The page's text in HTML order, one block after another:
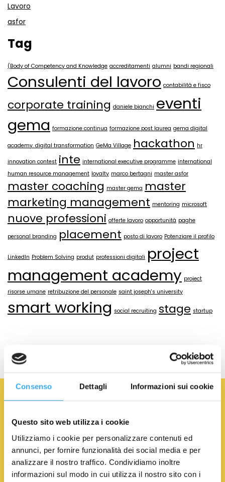
Consenso Dettagli Informazioni sui cookie
Questo sito web utilizza i cookie
Utilizziamo i cookie per personalizzare contenuti ed
annunci, per fornire funzionalità dei social media e per
analizzare il nostro traffico. Condividiamo inoltre
informazioni sul modo in cui utilizza il nostro sito con i
Lavoro
asfor
Tag
(Body of Competency and Knowledge accreditamenti alumni bandi regionali
Consulenti del lavoro contabilità e fisco
corporate training daniele bianchi eventi
gema formazione continua formazione post laurea gema digital
academy. digital transformation GeMa Village hackathon hr
innovation contest inte international executive programme international
human resource management loyalty marco bertagni master asfor
master coaching master gema master
marketing management mentoring microsoft
nuove professioni offerte lavoro opportunità paghe
personal branding placement posto di lavoro Potenziare il profilo
LinkedIn Problem Solving produt professioni digitali project
management academy project
risorse umane retribuzione del personale saint joseph's university
smart working social recruiting stage startup
Iscriviti alla newsletter
EMAIL*